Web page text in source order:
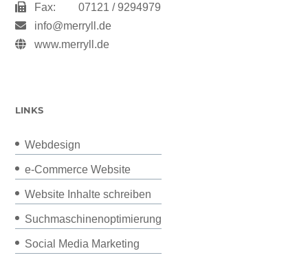
Fax:
07121 / 9294979
info@merryll.de
www.merryll.de
LINKS
Webdesign
e-Commerce Website
Website Inhalte schreiben
Suchmaschinenoptimierung
Social Media Marketing